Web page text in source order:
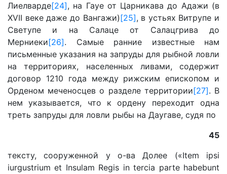
Лиелварде[24], на Гауе от Царникава до Адажи (в
XVII веке даже до Вангажи)[25], в устьях Витрупе и
Светупе и на Салаце от Салацгрива до
Мерниеки[26]. Самые ранние известные нам
письменные указания на запруды для рыбной ловли
на территориях, населенных ливами, содержит
договор 1210 года между рижским епископом и
Орденом меченосцев о разделе территории[27]. В
нем указывается, что к ордену переходит одна
треть запруды для ловли рыбы на Даугаве, судя по
45
тексту, сооруженной у о-ва Долее («Item ipsi
iurgustrium et Insulam Regis in tercia parte habebunt